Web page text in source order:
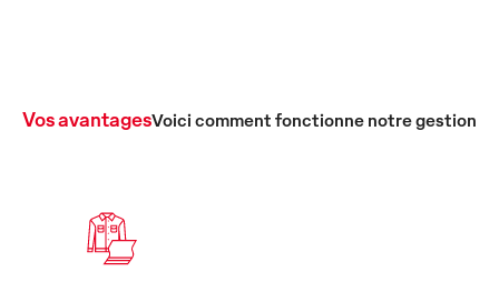
Vos avantagesVoici comment fonctionne notre gestion